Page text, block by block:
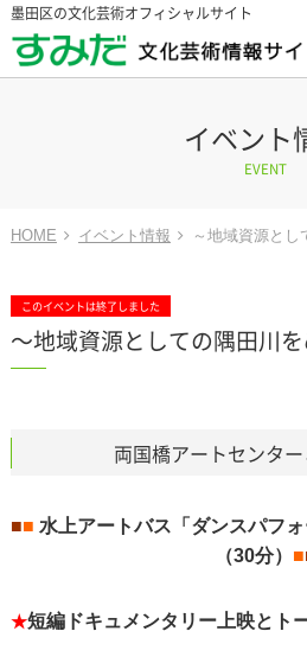
墨田区の文化芸術オフィシャルサイト
イベント
EVENT
HOME イベント情報 ～地域資源とし
このイベントは終了しました
～地域資源としての隅田川
両国橋アートセンタ
■■ 水上アートバス「ダンスパフ
（30分） ■
★短編ドキュメンタリー上映とト